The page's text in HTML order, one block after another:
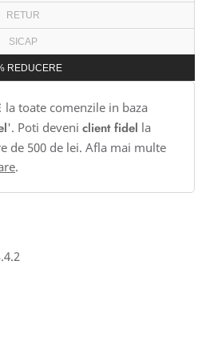
RETUR
SICAP
REDUCERE
la toate comenzile in baza
'. Poti deveni client fidel la
de 500 de lei. Afla mai multe
.